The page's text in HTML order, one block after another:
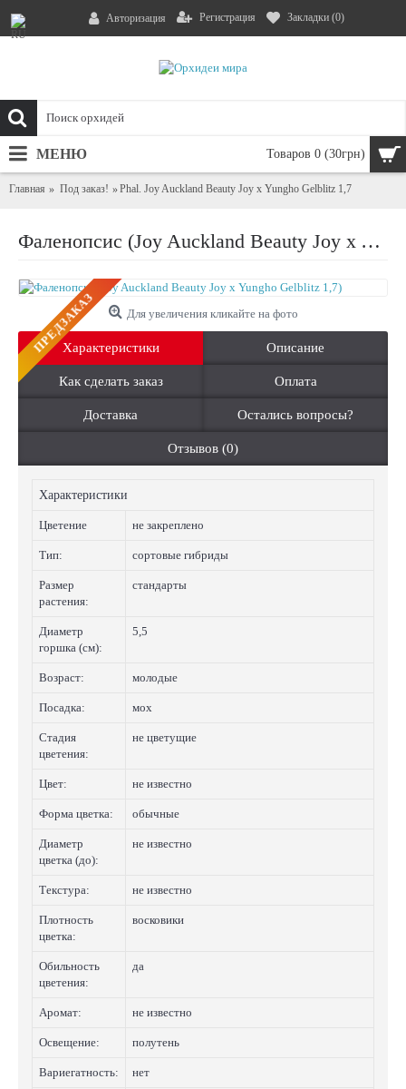
Авторизация Регистрация Закладки (0)
Товаров 0 (30грн)
МЕНЮ
Главная Под заказ! Phal. Joy Auckland Beauty Joy x Yungho Gelblitz 1,7
Фаленопсис (Joy Auckland Beauty Joy x Yungho Gelblitz 1,7)
ПРЕДЗАКАЗ Для увеличения кликайте на фото
Характеристики Описание
Как сделать заказ Оплата
Доставка Остались вопросы?
Отзывов (0)
Характеристики
Цветение не закреплено
Тип: сортовые гибриды
Размер
растения:
стандарты
Диаметр
горшка (см):
5,5
Возраст: молодые
Посадка: мох
Стадия
цветения:
не цветущие
Цвет: не известно
Форма цветка: обычные
Диаметр
цветка (до):
не известно
Текстура: не известно
Плотность
цветка:
восковики
Обильность
цветения:
да
Аромат: не известно
Освещение: полутень
Вариегатность: нет